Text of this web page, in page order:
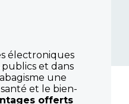
électroniques
et dans
une
et le bien-
offerts